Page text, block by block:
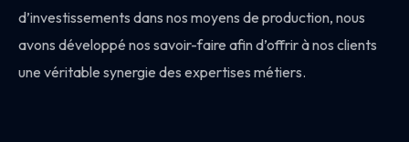
d’investissements dans nos moyens de production, nous
avons développé nos savoir-faire afin d’offrir à nos clients
une véritable synergie des expertises métiers.